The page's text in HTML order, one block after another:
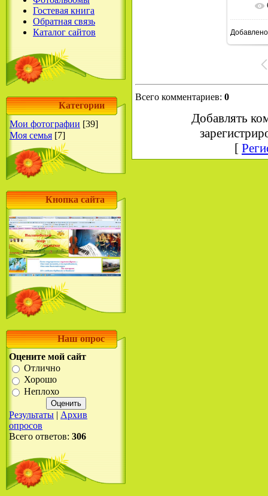
Гостевая книга
Обратная связь
Каталог сайтов
Категории
Мои фотографии [39]
Моя семья [7]
Кнопка сайта
Наш опрос
Оцените мой сайт
Отлично
Хорошо
Неплохо
Результаты | Архив
опросов
Всего ответов: 306
Добавлено
Всего комментариев: 0
Добавлять
[